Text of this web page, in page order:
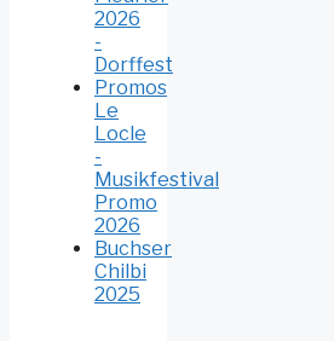
2026
-
Dorffest
Promos
Le
Locle
-
Musikfestival
Promo
2026
Buchser
Chilbi
2025